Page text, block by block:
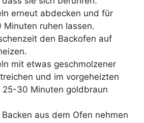
erneut abdecken und für
Minuten ruhen lassen.
den Backofen auf
mit etwas geschmolzener
und im vorgeheizten
25-30 Minuten goldbraun
aus dem Ofen nehmen